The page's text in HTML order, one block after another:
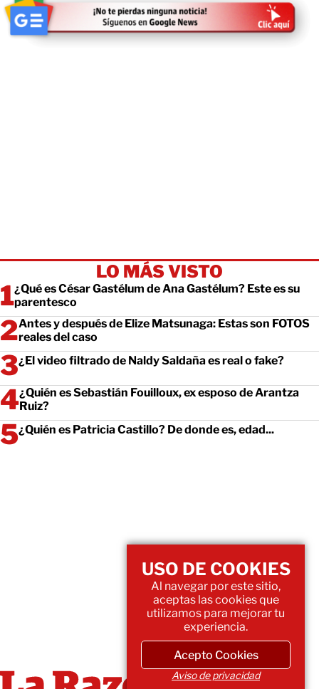
LO MÁS VISTO
¿Qué es César Gastélum de Ana Gastélum? Este es su
parentesco
Antes y después de Elize Matsunaga: Estas son FOTOS
reales del caso
¿El video filtrado de Naldy Saldaña es real o fake?
¿Quién es Sebastián Fouilloux, ex esposo de Arantza
Ruiz?
¿Quién es Patricia Castillo? De donde es, edad...
USO DE COOKIES
Al navegar por este sitio,
aceptas las cookies que
utilizamos para mejorar tu
experiencia.
Acepto Cookies
Aviso de privacidad